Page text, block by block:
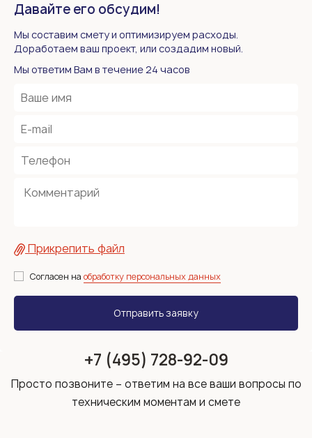
Давайте его обсудим!
Мы составим смету и оптимизируем расходы.
Доработаем ваш проект, или создадим новый.
Мы ответим Вам в течение 24 часов
Прикрепить файл
Согласен на обработку персональных данных
+7 (495) 728-92-09
Просто позвоните – ответим на все ваши вопросы по
техническим моментам и смете